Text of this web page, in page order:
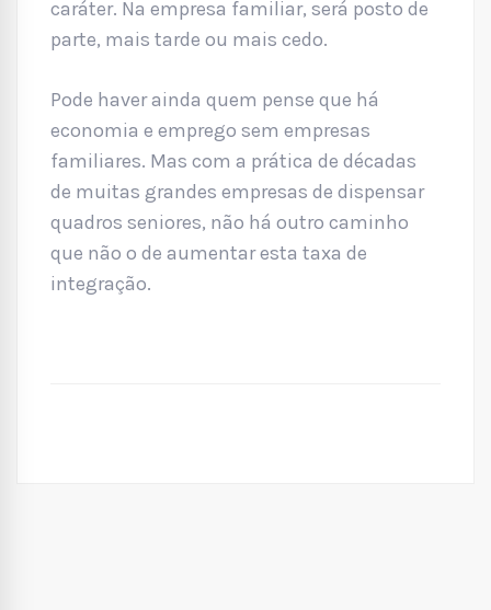
caráter. Na empresa familiar, será posto de
parte, mais tarde ou mais cedo.
Pode haver ainda quem pense que há
economia e emprego sem empresas
familiares. Mas com a prática de décadas
de muitas grandes empresas de dispensar
quadros seniores, não há outro caminho
que não o de aumentar esta taxa de
integração.